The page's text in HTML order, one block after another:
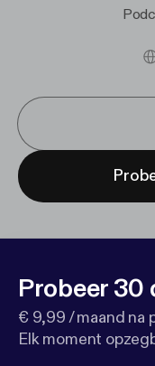
Probeer 30
€ 9,99 / maand na
Elk moment